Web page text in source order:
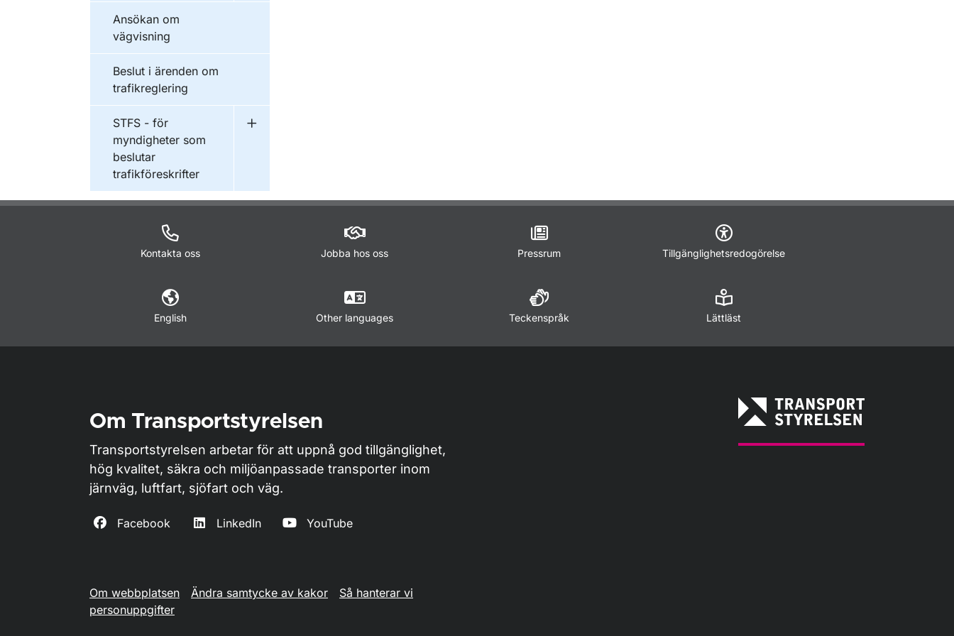
Ansökan om
vägvisning
Beslut i ärenden om
trafikreglering
STFS - för
myndigheter som
beslutar
trafikföreskrifter
Undermeny för STFS - för myndigheter som beslutar trafikföreskrifter
Kontakta oss Jobba hos oss Pressrum Tillgänglighetsredogörelse
English Other languages Teckenspråk Lättläst
Om Transportstyrelsen
Transportstyrelsen arbetar för att uppnå god tillgänglighet,
hög kvalitet, säkra och miljöanpassade transporter inom
järnväg, luftfart, sjöfart och väg.
Facebook LinkedIn YouTube
Om webbplatsen Ändra samtycke av kakor
Så hanterar vi
personuppgifter